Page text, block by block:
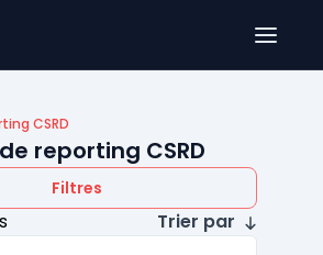
CSRD
reporting CSRD
Filtres
Trier par